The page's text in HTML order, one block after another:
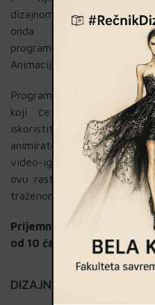
dizajnom,
onda je
program
Animacija, ilustracija i game
Program
je
koji će vam omogućiti
iskoristite u gejming
animirate 2D i 3D junake,
video-igrice, da crtate
ovu rastuću granu
traženom.
Prijemni ispit na smeru
od 10 časova.
DIZAJN ENTERIJERA: